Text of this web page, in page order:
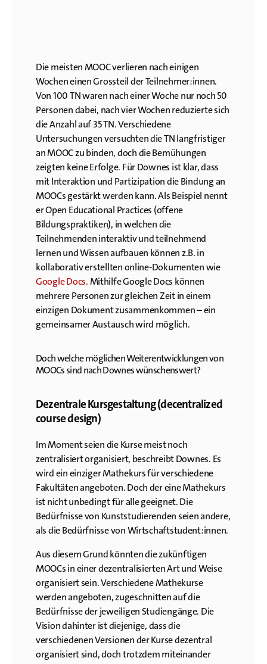
Die meisten MOOC verlieren nach einigen
Wochen einen Grossteil der Teilnehmer:innen.
Von 100 TN waren nach einer Woche nur noch 50
Personen dabei, nach vier Wochen reduzierte sich
die Anzahl auf 35 TN. Verschiedene
Untersuchungen versuchten die TN langfristiger
an MOOC zu binden, doch die Bemühungen
zeigten keine Erfolge. Für Downes ist klar, dass
mit Interaktion und Partizipation die Bindung an
MOOCs gestärkt werden kann. Als Beispiel nennt
er Open Educational Practices (offene
Bildungspraktiken), in welchen die
Teilnehmenden interaktiv und teilnehmend
lernen und Wissen aufbauen können z.B. in
kollaborativ erstellten online-Dokumenten wie
Google Docs.Mithilfe Google Docs können
mehrere Personen zur gleichen Zeit in einem
einzigen Dokument zusammenkommen – ein
gemeinsamer Austausch wird möglich.
Doch welche möglichen Weiterentwicklungen von
MOOCs sind nach Downes wünschenswert?
Dezentrale Kursgestaltung (decentralized
course design)
Im Moment seien die Kurse meist noch
zentralisiert organisiert, beschreibt Downes. Es
wird ein einziger Mathekurs für verschiedene
Fakultäten angeboten. Doch der eine Mathekurs
ist nicht unbedingt für alle geeignet. Die
Bedürfnisse von Kunststudierenden seien andere,
als die Bedürfnisse von Wirtschaftstudent:innen.
Aus diesem Grund könnten die zukünftigen
MOOCs in einer dezentralisierten Art und Weise
organisiert sein. Verschiedene Mathekurse
werden angeboten, zugeschnitten auf die
Bedürfnisse der jeweiligen Studiengänge. Die
Vision dahinter ist diejenige, dass die
verschiedenen Versionen der Kurse dezentral
organisiert sind, doch trotzdem miteinander